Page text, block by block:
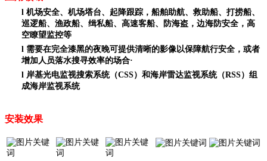
l 机场安全、机场塔台、起降跟踪，船舶助航、救助船、打捞船、
巡逻船、渔政船、缉私船、高速客船、防海盗，边海防安全，高
空瞭望监控等
l 需要在完全漆黑的夜晚可提供清晰的影像以保障航行安全，或者
增加人员落水搜寻效率的场合·
l 岸基光电监视搜索系统（CSS）和海岸雷达监视系统（RSS）组
成海岸监视系统
安装效果